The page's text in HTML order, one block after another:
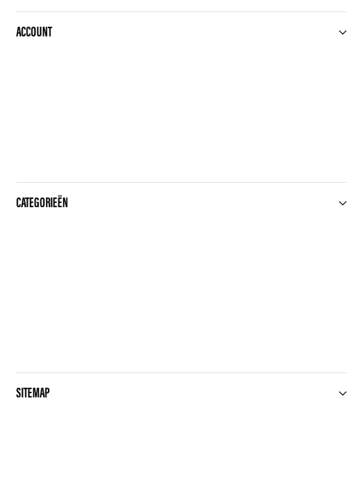
ACCOUNT
CATEGORIEËN
SITEMAP